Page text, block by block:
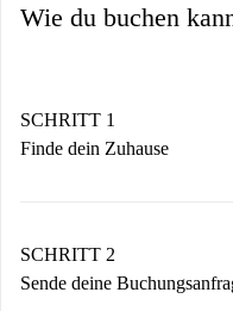
Wie du buchen
SCHRITT 1
Finde dein Zuhause
Du erhältst alle
SCHRITT 2
Sende deine